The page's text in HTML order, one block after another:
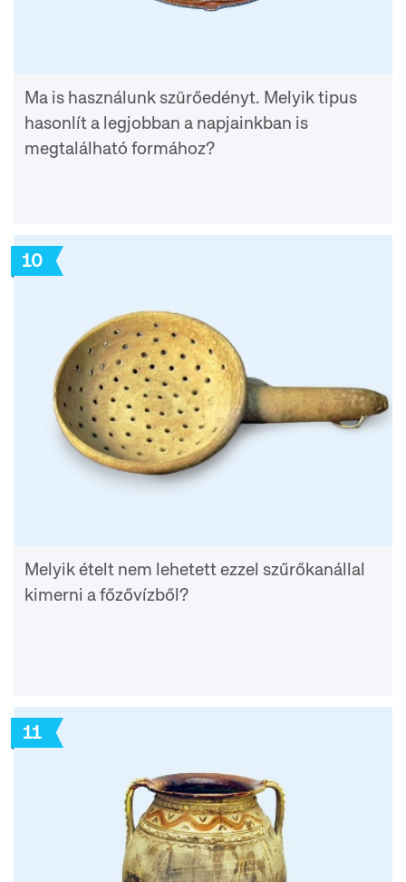
Ma is használunk szürőedényt. Melyik tipus
hasonlít a legjobban a napjainkban is
megtalálható formához?
10
Melyik ételt nem lehetett ezzel szűrőkanállal
kimerni a főzővízből?
11